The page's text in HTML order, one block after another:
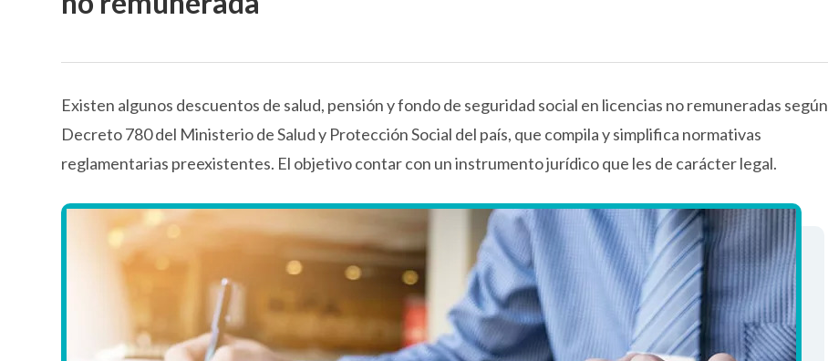
Existen algunos descuentos de salud, pensión y fondo de seguridad social en licencias no remuneradas según
Decreto 780 del Ministerio de Salud y Protección Social del país, que compila y simplifica normativas
reglamentarias preexistentes. El objetivo contar con un instrumento jurídico que les de carácter legal.